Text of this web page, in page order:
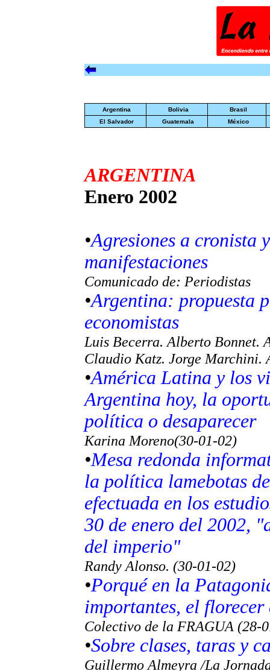
Argentina Bolivia
Brasil
El Salvador
Guatemala México
ARGENTINA
Enero 2002
•Agresiones a cronista
manifestaciones
Comunicado de: Periodistas
•Argentina: propuesta
economistas
Luis Becerra. Alberto
Claudio Katz. Jorge Marchini.
•América Latina y los
Argentina hoy, la
política o desaparecer
Karina Moreno(30-01-02)
•Mesa redonda
la política lamebotas
efectuada en los
30 de enero del 2002,
del imperio"
Randy Alonso. (30-01-02)
•Porqué en la
importantes, el florecer
Colectivo de la FRAGUA (28-
•Sobre clases, taras y
Guillermo Almeyra /La